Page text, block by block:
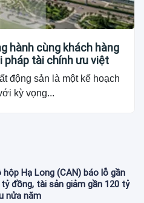
hành cùng khách hàng
pháp tài chính ưu việt
động sản là một kế hoạch
kỳ vọng...
hộp Hạ Long (CAN) báo lỗ gần
tỷ đồng, tài sản giảm gần 120 tỷ
nửa năm